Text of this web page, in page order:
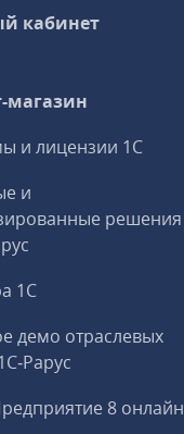
кабинет
магазин
и лицензии 1С
и
решения
1С
демо отраслевых
8 онлайн